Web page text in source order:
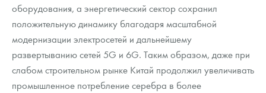
оборудования, а энергетический сектор сохранил
положительную динамику благодаря масштабной
модернизации электросетей и дальнейшему
развертыванию сетей 5G и 6G. Таким образом, даже при
слабом строительном рынке Китай продолжил увеличивать
промышленное потребление серебра в более